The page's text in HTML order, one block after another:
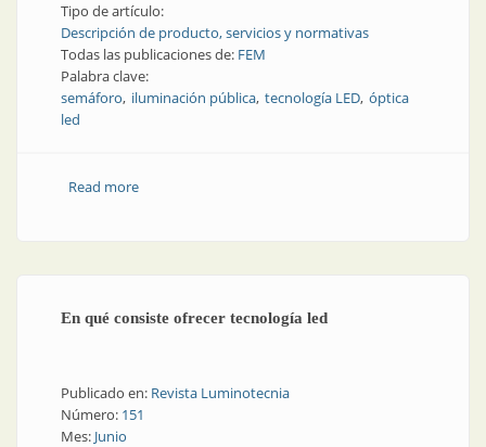
Tipo de artículo:
Descripción de producto, servicios y normativas
Todas las publicaciones de: FEM
Palabra clave:
semáforo iluminación pública tecnología LED óptica
led
Read moreabout Cuenta regresiva para salir andando: luz verde
En qué consiste ofrecer tecnología led
Publicado en: Revista Luminotecnia
Número: 151
Mes: Junio